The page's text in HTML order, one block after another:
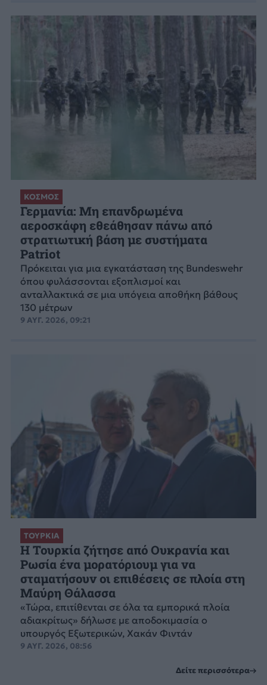
ΚΟΣΜΟΣ
Γερμανία: Μη επανδρωμένα
αεροσκάφη εθεάθησαν πάνω από
στρατιωτική βάση με συστήματα
Patriot
Πρόκειται για μια εγκατάσταση της Bundeswehr
όπου φυλάσσονται εξοπλισμοί και
ανταλλακτικά σε μια υπόγεια αποθήκη βάθους
130 μέτρων
9 ΑΥΓ. 2026, 09:21
ΤΟΥΡΚΙΑ
Η Τουρκία ζήτησε από Ουκρανία και
Ρωσία ένα μορατόριουμ για να
σταματήσουν οι επιθέσεις σε πλοία στη
Μαύρη Θάλασσα
«Τώρα, επιτίθενται σε όλα τα εμπορικά πλοία
αδιακρίτως» δήλωσε με αποδοκιμασία ο
υπουργός Εξωτερικών, Χακάν Φιντάν
9 ΑΥΓ. 2026, 08:56
Δείτε περισσότερα